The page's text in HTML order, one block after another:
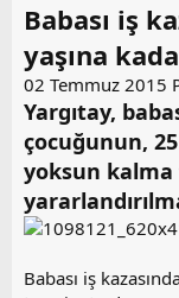
u
b
a
ş
l
a
t
a
n
Babası iş
yaşına
02 Temmuz 2015
Yargıtay,
çocuğunun,
yoksun
Babası iş